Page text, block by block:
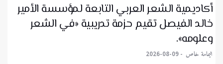
أكاديمية الشعر العربي التابعة لمؤسسة الأمير
خالد الفيصل تقيم حزمة تدريبية «في الشعر
وعلومه».
اليمامة خاص 2026-08-09